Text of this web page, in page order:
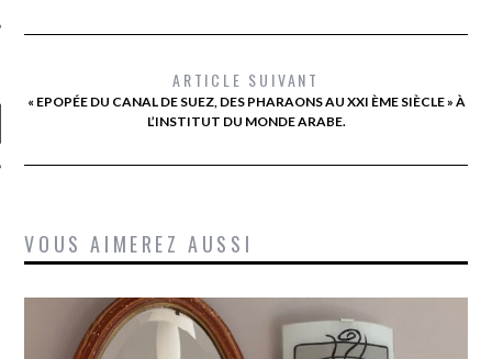
ARTICLE SUIVANT
« EPOPÉE DU CANAL DE SUEZ, DES PHARAONS AU XXI ÈME SIÈCLE » À
L’INSTITUT DU MONDE ARABE.
VOUS AIMEREZ AUSSI